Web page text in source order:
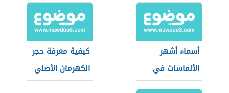
أسماء أشهر
الألماسات في
العالم
كيفية معرفة حجر
الكهرمان الأصلي
من المزيف